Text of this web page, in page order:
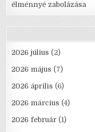
élménnyé zabolázása
2026 július (2)
2026 május (7)
2026 április (6)
2026 március (4)
2026 február (1)